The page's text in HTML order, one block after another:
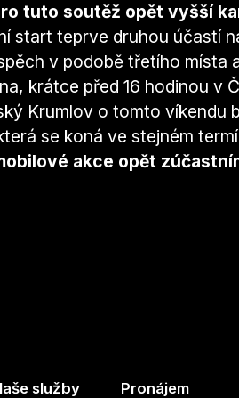
tuto soutěž opět vyšší
start teprve druhou účastí
v podobě třetího místa
krátce před 16 hodinou v
Krumlov o tomto víkendu
se koná ve stejném
akce opět
služby Pronájem